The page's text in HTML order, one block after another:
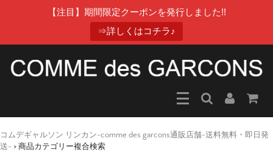
【注目】期間限定クーポンを発行しました!!
⇒詳しくはコチラ♪
コムデギャルソン リンカン-comme des garcons通販店舗-送料無料・即日発
送- > 商品カテゴリー複合検索